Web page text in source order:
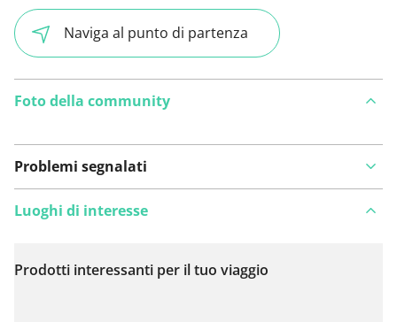
Naviga al punto di partenza
Foto della community
Problemi segnalati
Visualizza sulla mappa
Luoghi di interesse
Prodotti interessanti per il tuo viaggio